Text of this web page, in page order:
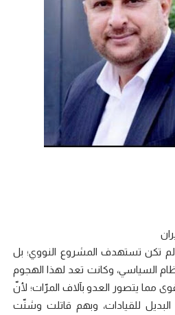
لم تكن تستهدف المشروع النووي؛ بل
السياسي، وكانت تعد لهذا الهجوم
مما يتصور العدو بآلاف المرّات؛ لأنّ
للقيادات، وبهم قاتلت وشنّت